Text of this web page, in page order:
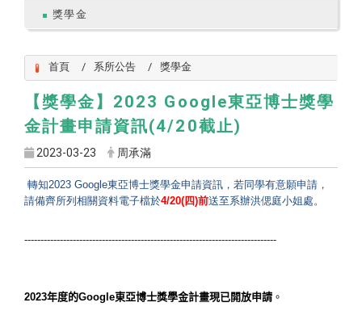
獎學金
首頁 系所公告 獎學金
【獎學金】2023 Google東亞博士獎學
金計畫申請資訊(4/20截止)
2023-03-23 周承滿
轉知2023 Google東亞博士獎學金申請資訊，若同學有意願申請，
請備齊所列相關資料電子檔於4/20(四)前送至系辦洪偲庭小姐處。
------------------------------------------------------------------------------
2023年度的Google東亞博士獎學金計畫現已開放申請 。